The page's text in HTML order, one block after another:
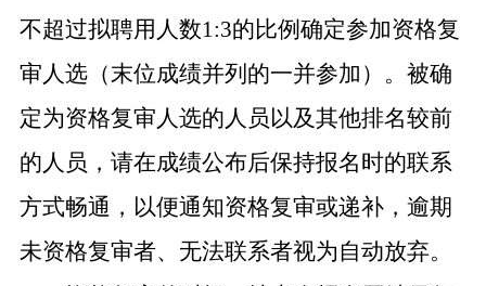
不超过拟聘用人数1:3的比例确定参加资格复
审人选（末位成绩并列的一并参加）。被确
定为资格复审人选的人员以及其他排名较前
的人员，请在成绩公布后保持报名时的联系
方式畅通，以便通知资格复审或递补，逾期
未资格复审者、无法联系者视为自动放弃。